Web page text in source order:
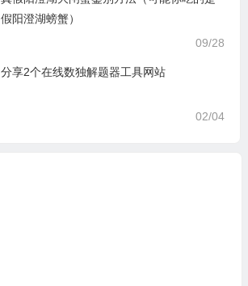
假阳澄湖螃蟹）
09/28
分享2个在线数独解题器工具网站
02/04